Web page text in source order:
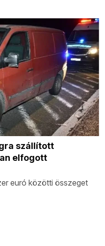
szállított
elfogott
euró közötti összeget